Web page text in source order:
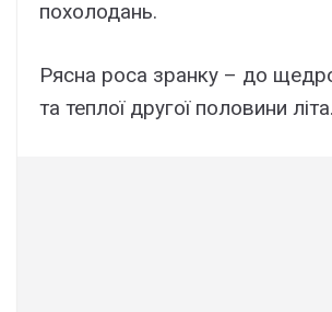
похолодань.
Рясна роса зранку – до
та теплої другої половини літа.